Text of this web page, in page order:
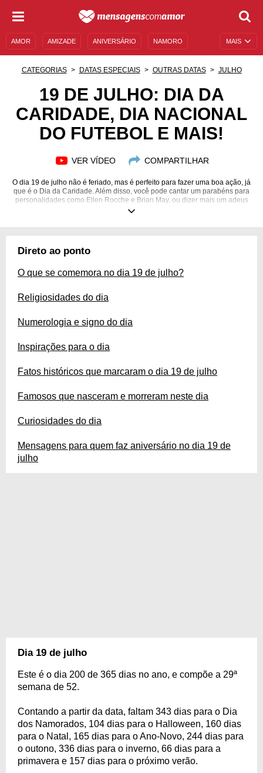
MAIS
AMOR AMIZADE ANIVERSÁRIO NAMORO
MENSAGENS E FRASES MENSAGENS DE ANIVERSÁRIO
ENTRETENIMENTO FAMOSOS BÍBLIA
CATEGORIAS DATAS ESPECIAIS OUTRAS DATAS JULHO
19 DE JULHO: DIA DA
CARIDADE, DIA NACIONAL
DO FUTEBOL E MAIS!
VER VÍDEO COMPARTILHAR
O dia 19 de julho não é feriado, mas é perfeito para fazer uma boa ação, já
que é o Dia da Caridade. Além disso, você pode cantar um parabéns para
personalidades como Ellen Rocche e Brian May, ou dizer mais um adeus
para Dercy Gonçalves e Rubem Alves. Também é possível aproveitar a
para aniversariantes do dia!
Direto ao ponto
O que se comemora no dia 19 de julho?
Religiosidades do dia
Numerologia e signo do dia
Inspirações para o dia
Fatos históricos que marcaram o dia 19 de julho
Famosos que nasceram e morreram neste dia
Curiosidades do dia
Mensagens para quem faz aniversário no dia 19 de
julho
Dia 19 de julho
Este é o dia 200 de 365 dias no ano, e compõe a 29ª
semana de 52.
Contando a partir da data, faltam 343 dias para o Dia
dos Namorados, 104 dias para o Halloween, 160 dias
para o Natal, 165 dias para o Ano-Novo, 244 dias para
o outono, 336 dias para o inverno, 66 dias para a
primavera e 157 dias para o próximo verão.